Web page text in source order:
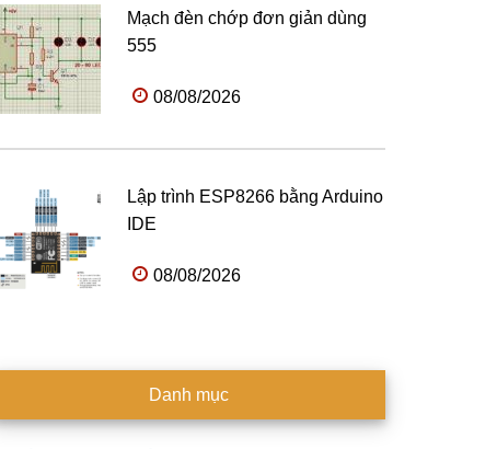
Mạch đèn chớp đơn giản dùng
555
08/08/2026
Lập trình ESP8266 bằng Arduino
IDE
08/08/2026
Danh mục